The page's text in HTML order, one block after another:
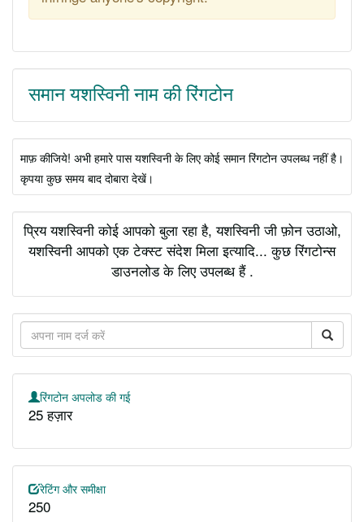
समान यशस्विनी नाम की रिंगटोन
माफ़ कीजिये! अभी हमारे पास यशस्विनी के लिए कोई समान रिंगटोन उपलब्ध नहीं है।
कृपया कुछ समय बाद दोबारा देखें।
प्रिय यशस्विनी कोई आपको बुला रहा है, यशस्विनी जी फ़ोन उठाओ,
यशस्विनी आपको एक टेक्स्ट संदेश मिला इत्यादि... कुछ रिंगटोन्स
डाउनलोड के लिए उपलब्ध हैं .
रिंगटोन अपलोड की गई
25 हज़ार
रेटिंग और समीक्षा
250